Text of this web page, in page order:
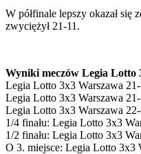
W półfinale lepszy okazał się
zwyciężył 21-11.
Wyniki meczów Legia Lotto
Legia Lotto 3x3 Warszawa
Legia Lotto 3x3 Warszawa
Legia Lotto 3x3 Warszawa
1/4 finału: Legia Lotto 3x3
1/2 finału: Legia Lotto 3x3
O 3. miejsce: Legia Lotto 3x3